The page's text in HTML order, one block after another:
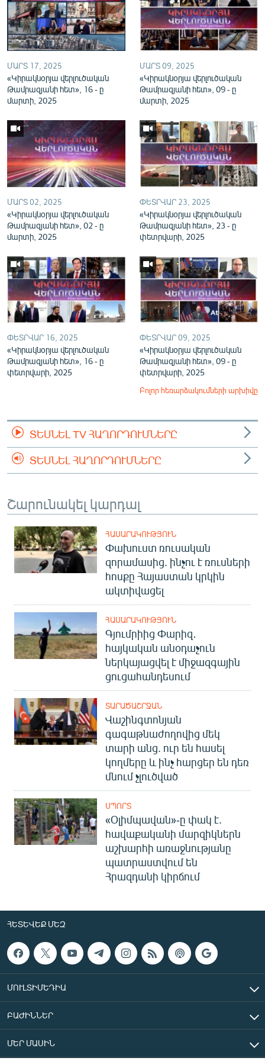
English
Русский
ՀԵՏԵՎԵՔ ՄԵԶ
«Ազատության» բոլոր կայքերը
ՄԱՐՏ 17, 2025
«Կիրակնօրյա վերլուծական
Թամրազյանի հետ», 16 - ը
մարտի, 2025
ՄԱՐՏ 09, 2025
«Կիրակնօրյա վերլուծական
Թամրազյանի հետ», 09 - ը
մարտի, 2025
ՄԱՐՏ 02, 2025
«Կիրակնօրյա վերլուծական
Թամրազյանի հետ», 02 - ը
մարտի, 2025
ՓԵՏՐՎԱՐ 23, 2025
«Կիրակնօրյա վերլուծական
Թամրազյանի հետ», 23 - ը
փետրվարի, 2025
ՓԵՏՐՎԱՐ 16, 2025
«Կիրակնօրյա վերլուծական
Թամրազյանի հետ», 16 - ը
փետրվարի, 2025
ՓԵՏՐՎԱՐ 09, 2025
«Կիրակնօրյա վերլուծական
Թամրազյանի հետ», 09 - ը
փետրվարի, 2025
Բոլոր հեռարձակումների արխիվը
ՏԵՍՆԵԼ TV ՀԱՂՈՐԴՈՒՄՆԵՐԸ
ՏԵՍՆԵԼ ՀԱՂՈՐԴՈՒՄՆԵՐԸ
Շարունակել կարդալ
ՀԱՍԱՐԱԿՈՒԹՅՈՒՆ
Փախուստ ռուսական
զորամասից. ինչու է ռուսների
հոսքը Հայաստան կրկին
ակտիվացել
ՀԱՍԱՐԱԿՈՒԹՅՈՒՆ
Գյումրիից Փարիզ․
հայկական անօդաչուն
ներկայացվել է միջազգային
ցուցահանդեսում
ՏԱՐԱԾԱՇՐՋԱՆ
Վաշինգտոնյան
գագաթնաժողովից մեկ
տարի անց. ուր են հասել
կողմերը և ինչ հարցեր են դեռ
մնում չլուծված
ՍՊՈՐՏ
«Օլիմպավան»-ը փակ է.
հավաքականի մարզիկներն
աշխարհի առաջնությանը
պատրաստվում են
Հրազդանի կիրճում
ՀԵՏԵՎԵՔ ՄԵԶ
ՄՈՒԼՏԻՄԵԴԻԱ
ԲԱԺԻՆՆԵՐ
ՄԵՐ ՄԱՍԻՆ